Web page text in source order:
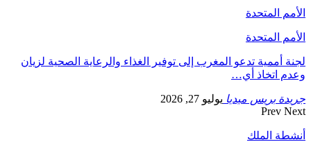
الأمم المتحدة
الأمم المتحدة
لجنة أممية تدعو المغرب إلى توفير الغذاء والرعاية الصحية لزيان
وعدم اتخاذ أي…
جريدة بريس ميديا يوليو 27, 2026
Prev Next
أنشطة الملك